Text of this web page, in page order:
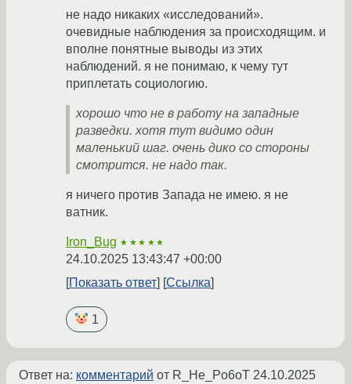
не надо никаких «исследований».
очевидные наблюдения за происходящим. и
вполне понятные выводы из этих
наблюдений. я не понимаю, к чему тут
приплетать социологию.
хорошо что не в работу на западные
разведки. хотя тут видимо один
маленький шаг. очень дико со стороны
смотрится. не надо так.
я ничего против Запада не имею. я не
ватник.
Iron_Bug ★★★★★
24.10.2025 13:43:47 +00:00
Показать ответ
Ссылка
1
Ответ на: комментарий от R_He_Po6oT 24.10.2025